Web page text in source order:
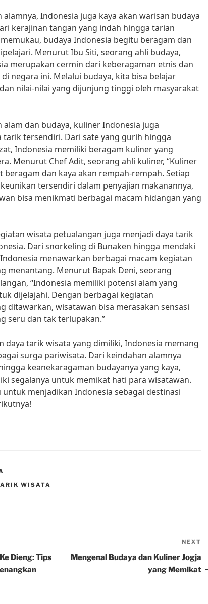
alamnya, Indonesia juga kaya akan warisan budaya
kerajinan tangan yang indah hingga tarian
budaya Indonesia begitu beragam dan
Menurut Ibu Siti, seorang ahli budaya,
merupakan cermin dari keberagaman etnis dan
negara ini. Melalui budaya, kita bisa belajar
nilai-nilai yang dijunjung tinggi oleh masyarakat
alam dan budaya, kuliner Indonesia juga
tarik tersendiri. Dari sate yang gurih hingga
Indonesia memiliki beragam kuliner yang
Menurut Chef Adit, seorang ahli kuliner, “Kuliner
beragam dan kaya akan rempah-rempah. Setiap
tersendiri dalam penyajian makanannya,
bisa menikmati berbagai macam hidangan yang
wisata petualangan juga menjadi daya tarik
Dari snorkeling di Bunaken hingga mendaki
menawarkan berbagai macam kegiatan
menantang. Menurut Bapak Deni, seorang
“Indonesia memiliki potensi alam yang
dijelajahi. Dengan berbagai kegiatan
ditawarkan, wisatawan bisa merasakan sensasi
seru dan tak terlupakan.”
daya tarik wisata yang dimiliki, Indonesia memang
surga pariwisata. Dari keindahan alamnya
keanekaragaman budayanya yang kaya,
segalanya untuk memikat hati para wisatawan.
untuk menjadikan Indonesia sebagai destinasi
WISATA
Dieng: Tips
NEXT
Mengenal Budaya dan Kuliner Jogja
yang Memikat